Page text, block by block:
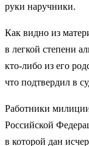
руки наручники.
Как видно из
в легкой степени
кто-либо из его
что подтвердил в
Работники
Российской
в которой дан